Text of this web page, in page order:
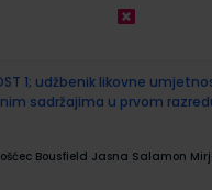
1; udžbenik likovne
sadržajima u prvom
Bousfield Jasna Salamon